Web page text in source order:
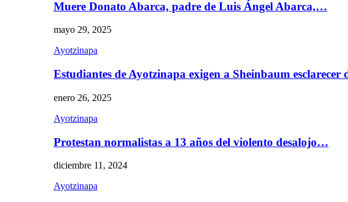
Muere Donato Abarca, padre de Luis Ángel Abarca,…
mayo 29, 2025
Ayotzinapa
Estudiantes de Ayotzinapa exigen a Sheinbaum
enero 26, 2025
Ayotzinapa
Protestan normalistas a 13 años del violento desalojo…
diciembre 11, 2024
Ayotzinapa